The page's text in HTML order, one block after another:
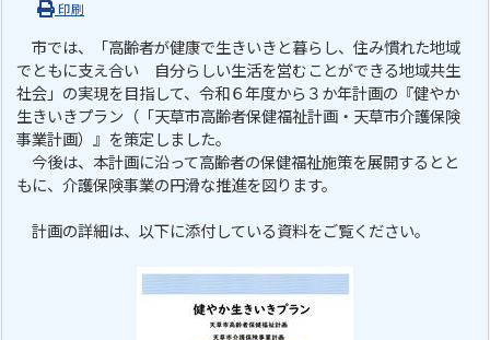
印刷
市では、「高齢者が健康で生きいきと暮らし、住み慣れた地域
でともに支え合い 自分らしい生活を営むことができる地域共生
社会」の実現を目指して、令和６年度から３か年計画の『健やか
生きいきプラン（「天草市高齢者保健福祉計画・天草市介護保険
事業計画）』を策定しました。
今後は、本計画に沿って高齢者の保健福祉施策を展開するとと
もに、介護保険事業の円滑な推進を図ります。
計画の詳細は、以下に添付している資料をご覧ください。